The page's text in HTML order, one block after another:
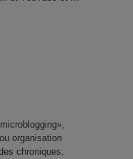
organisation
chroniques,